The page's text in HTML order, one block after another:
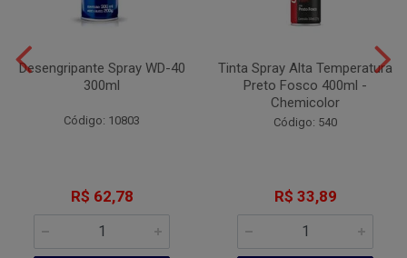
Desengripante Spray WD-40
300ml
Código: 10803
R$ 62,78
Tinta Spray Alta Temperatura
Preto Fosco 400ml -
Chemicolor
Código: 540
R$ 33,89